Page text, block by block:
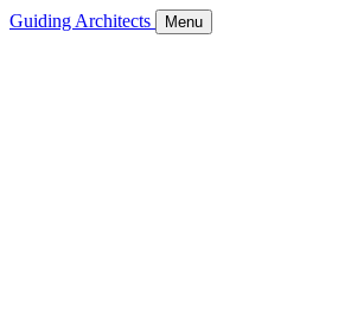
Guiding Architects Menu